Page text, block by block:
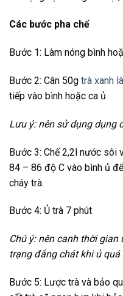
Các bước pha chế
Bước 1: Làm nóng bình
Bước 2: Cân 50g trà xanh
tiếp vào bình hoặc ca ủ
Lưu ý: nên sử dụng dụng
Bước 3: Chế 2,2l nước sôi
84 – 86 độ C vào bình ủ
cháy trà.
Bước 4: Ủ trà 7 phút
Chú ý: nên canh thời
trạng đắng chát khi ủ quá
Bước 5: Lược trà và bảo